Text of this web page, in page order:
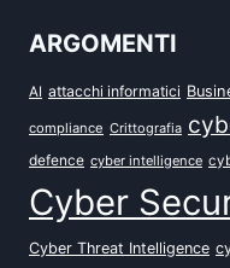
ARGOMENTI
AI attacchi informatici
compliance Crittografia
defence cyber intelligence
Cyber
Cyber Threat Intelligence